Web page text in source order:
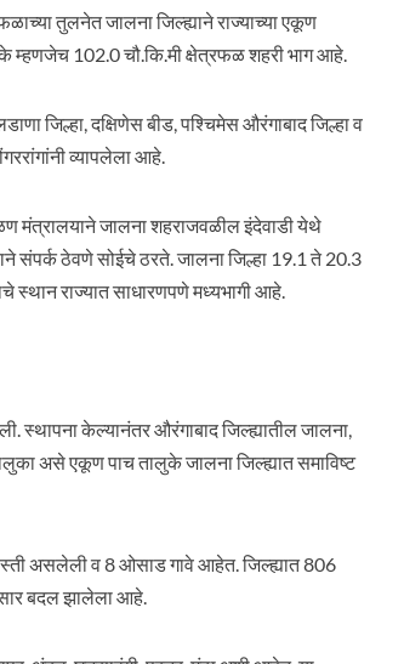
तुलनेत जालना जिल्ह्याने राज्याच्या एकूण
म्हणजेच 102.0 चौ.कि.मी क्षेत्रफळ शहरी भाग आहे.
जिल्हा, दक्षिणेस बीड, पश्चिमेस औरंगाबाद जिल्हा व
व्यापलेला आहे.
मंत्रालयाने जालना शहराजवळील इंदेवाडी येथे
संपर्क ठेवणे सोईचे ठरते. जालना जिल्हा 19.1 ते 20.3
स्थान राज्यात साधारणपणे मध्यभागी आहे.
स्थापना केल्यानंतर औरंगाबाद जिल्ह्यातील जालना,
असे एकूण पाच तालुके जालना जिल्ह्यात समाविष्ट
असलेली व 8 ओसाड गावे आहेत. जिल्ह्यात 806
बदल झालेला आहे.